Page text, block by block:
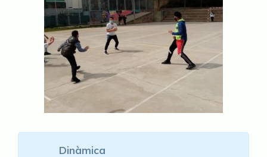
Dinàmica